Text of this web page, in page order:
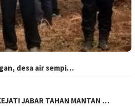
desa air sempi…
JABAR TAHAN MANTAN …